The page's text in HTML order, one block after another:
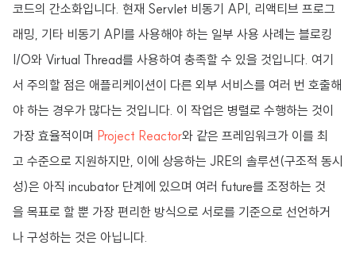
코드의 간소화입니다. 현재 Servlet 비동기 API, 리액티브 프로그
래밍, 기타 비동기 API를 사용해야 하는 일부 사용 사례는 블로킹
I/O와 Virtual Thread를 사용하여 충족할 수 있을 것입니다. 여기
서 주의할 점은 애플리케이션이 다른 외부 서비스를 여러 번 호출해
야 하는 경우가 많다는 것입니다. 이 작업은 병렬로 수행하는 것이
가장 효율적이며 Project Reactor와 같은 프레임워크가 이를 최
고 수준으로 지원하지만, 이에 상응하는 JRE의 솔루션(구조적 동시
성)은 아직 incubator 단계에 있으며 여러 future를 조정하는 것
을 목표로 할 뿐 가장 편리한 방식으로 서로를 기준으로 선언하거
나 구성하는 것은 아닙니다.